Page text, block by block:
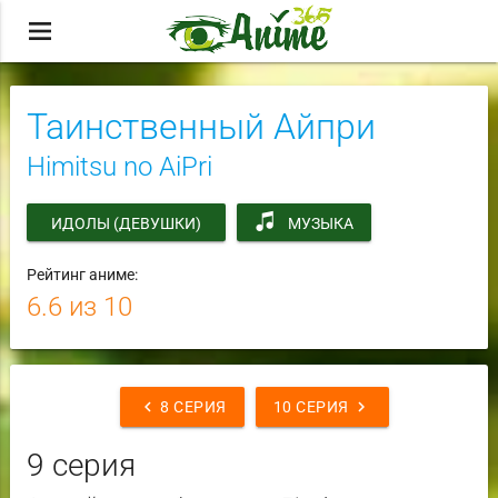
menu
Таинственный Айпри
Himitsu no AiPri
ИДОЛЫ (ДЕВУШКИ) МУЗЫКА
Рейтинг аниме:
6.6 из 10
chevron_left 8 СЕРИЯ chevron_right
10 СЕРИЯ
9 серия